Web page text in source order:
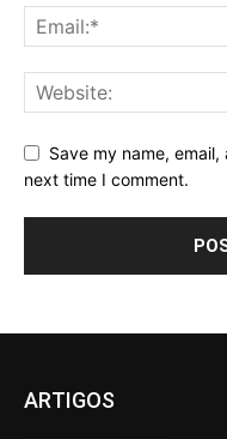
Save my name,
next time I comment.
ARTIGOS